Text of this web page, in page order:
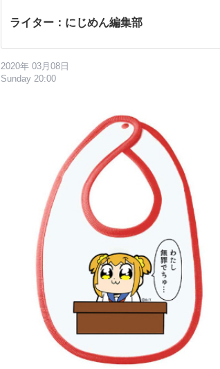
ライター：にじめん編集部
2020年 03月08日
Sunday 20:00